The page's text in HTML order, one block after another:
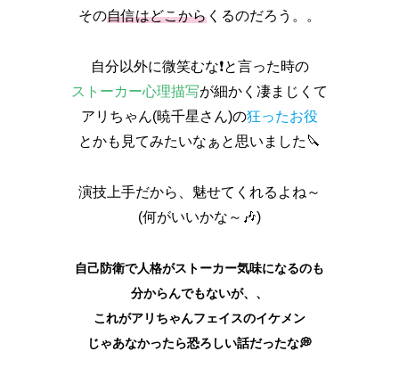
その自信はどこから くるのだろう。。
自分以外に微笑むな❗と言った時の
ストーカー心理描写が細かく凄まじくて
アリちゃん(暁千星さん)の狂ったお役
とかも見てみたいなぁと思いました🔪
演技上手だから、魅せてくれるよね～
(何がいいかな～🎶)
自己防衛で人格がストーカー気味になるのも
分からんでもないが、、
これがアリちゃんフェイスのイケメン
じゃあなかったら恐ろしい話だったな💭